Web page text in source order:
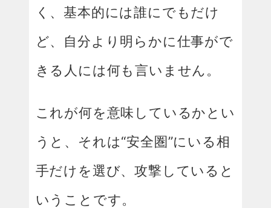
く、基本的には誰にでもだけ
ど、自分より明らかに仕事がで
きる人には何も言いません。
これが何を意味しているかとい
うと、それは“安全圏”にいる相
手だけを選び、攻撃していると
いうことです。